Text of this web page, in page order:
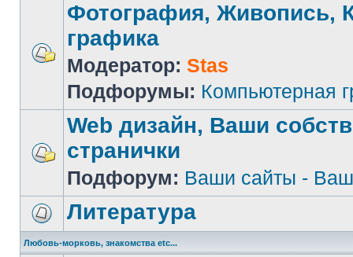
Фотография, Живопись,
графика
Модератор: Stas
Подфорумы: Компьютерная
Web дизайн, Ваши
странички
Подфорум: Ваши сайты -
Литература
Любовь-морковь, знакомства etc...